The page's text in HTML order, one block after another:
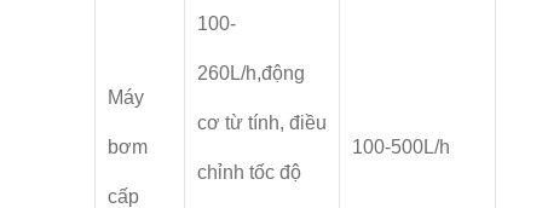
Máy
bơm
cấp
100-
260L/h,động
cơ từ tính, điều
chỉnh tốc độ
100-500L/h